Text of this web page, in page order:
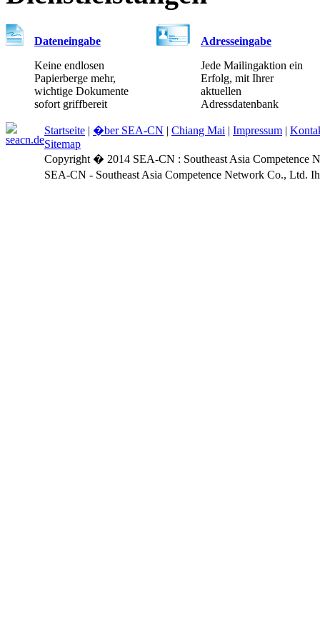
Dateneingabe
Keine endlosen
Papierberge mehr,
wichtige Dokumente
sofort griffbereit
Adresseingabe
Jede Mailingaktion ein
Erfolg, mit Ihrer
aktuellen
Adressdatenbank
Startseite | �ber SEA-CN | Chiang Mai | Impressum |
Sitemap
Copyright � 2014 SEA-CN : Southeast Asia Competence
SEA-CN - Southeast Asia Competence Network Co., Ltd.